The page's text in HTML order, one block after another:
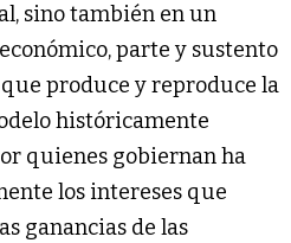
sino también en un
parte y sustento
produce y reproduce la
históricamente
quienes gobiernan ha
los intereses que
ganancias de las